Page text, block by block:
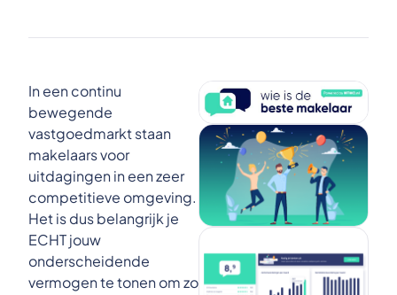
In een continu
bewegende
vastgoedmarkt staan
makelaars voor
uitdagingen in een zeer
competitieve omgeving.
Het is dus belangrijk je
ECHT jouw
onderscheidende
vermogen te tonen om zo